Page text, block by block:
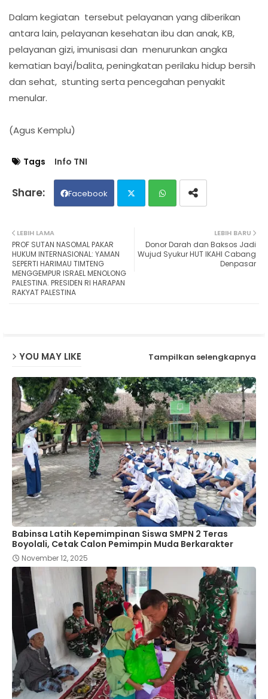
Dalam kegiatan tersebut pelayanan yang diberikan
antara lain, pelayanan kesehatan ibu dan anak, KB,
pelayanan gizi, imunisasi dan menurunkan angka
kematian bayi/balita, peningkatan perilaku hidup bersih
dan sehat, stunting serta pencegahan penyakit
menular.
(Agus Kemplu)
Tags Info TNI
Facebook
ats
LEBIH BARU
Donor Darah dan Baksos Jadi
Wujud Syukur HUT IKAHI Cabang
Denpasar
LEBIH LAMA
PROF SUTAN NASOMAL PAKAR
HUKUM INTERNASIONAL: YAMAN
SEPERTI HARIMAU TIMTENG
MENGGEMPUR ISRAEL MENOLONG
PALESTINA. PRESIDEN RI HARAPAN
RAKYAT PALESTINA
YOU MAY LIKE Tampilkan selengkapnya
Babinsa Latih Kepemimpinan Siswa SMPN 2 Teras
Boyolali, Cetak Calon Pemimpin Muda Berkarakter
November 12, 2025